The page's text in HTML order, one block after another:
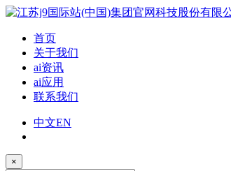
首页
关于我们
ai资讯
ai应用
联系我们
中文EN
×